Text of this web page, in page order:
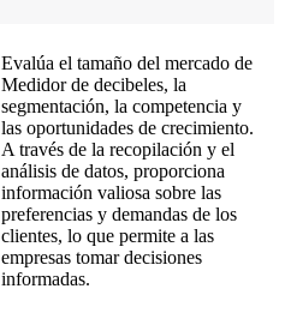
Evalúa el tamaño del mercado de
Medidor de decibeles, la
segmentación, la competencia y
las oportunidades de crecimiento.
A través de la recopilación y el
análisis de datos, proporciona
información valiosa sobre las
preferencias y demandas de los
clientes, lo que permite a las
empresas tomar decisiones
informadas.